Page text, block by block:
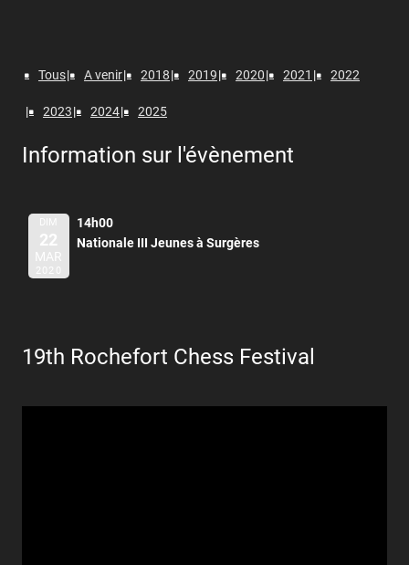
Tous A venir 2018 2019 2020 2021 2022
2023 2024 2025
Information sur l'évènement
DIM
22
MAR
2020
14h00
Nationale III Jeunes à Surgères
19th Rochefort Chess Festival